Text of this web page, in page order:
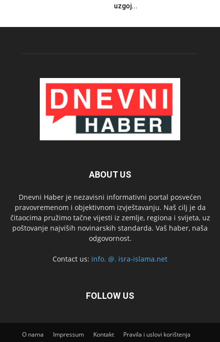
uzgoj...
ABOUT US
Dnevni Haber je nezavisni informativni portal posvećen
pravovremenom i objektivnom izvještavanju. Naš cilj je da
čitaocima pružimo tačne vijesti iz zemlje, regiona i svijeta, uz
poštovanje najviših novinarskih standarda. Vaš haber, naša
odgovornost.
Contact us: info. @. isra-islama.net
FOLLOW US
O nama Impressum Kontakt
Pravila i uslovi korištenja